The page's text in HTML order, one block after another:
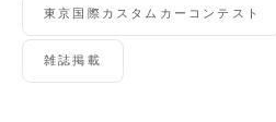
東京国際カスタムカーコンテスト
雑誌掲載